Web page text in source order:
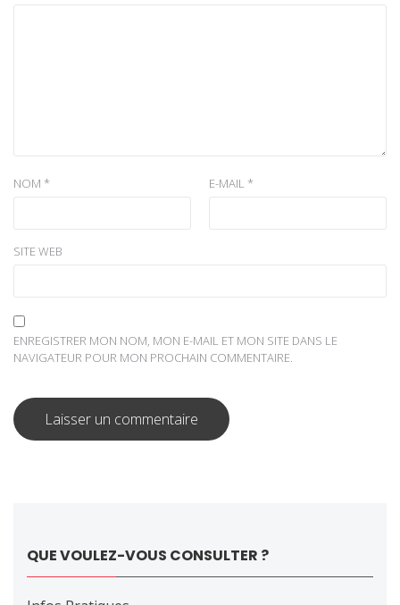
NOM * E-MAIL *
SITE WEB
ENREGISTRER MON NOM, MON E-MAIL ET MON SITE DANS LE
NAVIGATEUR POUR MON PROCHAIN COMMENTAIRE.
QUE VOULEZ-VOUS CONSULTER ?